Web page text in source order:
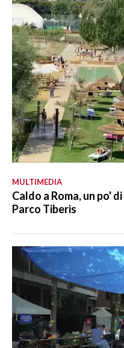
MULTIMEDIA
Caldo a Roma, un po'
Parco Tiberis